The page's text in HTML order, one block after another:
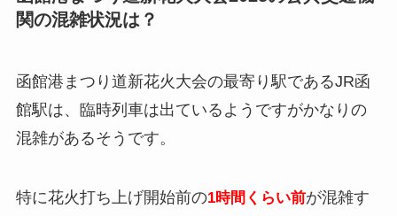
関の混雑状況は？
函館港まつり道新花火大会の最寄り駅であるJR函
館駅は、臨時列車は出ているようですがかなりの
混雑があるそうです。
特に花火打ち上げ開始前の1時間くらい前が混雑す